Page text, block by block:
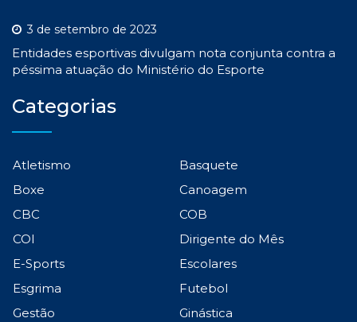
3 de setembro de 2023
Entidades esportivas divulgam nota conjunta contra a
péssima atuação do Ministério do Esporte
Categorias
Atletismo
Basquete
Boxe
Canoagem
CBC
COB
COI
Dirigente do Mês
E-Sports
Escolares
Esgrima
Futebol
Gestão
Ginástica